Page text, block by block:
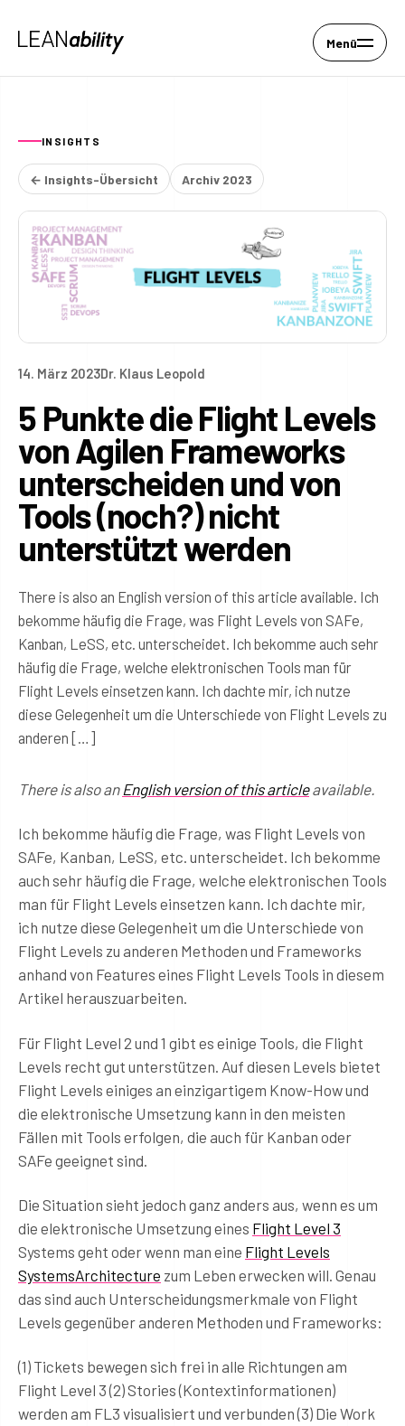
Menü
INSIGHTS
← Insights-Übersicht Archiv 2023
14. März 2023Dr. Klaus Leopold
5 Punkte die Flight Levels
von Agilen Frameworks
unterscheiden und von
Tools (noch?) nicht
unterstützt werden
There is also an English version of this article available. Ich
bekomme häufig die Frage, was Flight Levels von SAFe,
Kanban, LeSS, etc. unterscheidet. Ich bekomme auch sehr
häufig die Frage, welche elektronischen Tools man für
Flight Levels einsetzen kann. Ich dachte mir, ich nutze
diese Gelegenheit um die Unterschiede von Flight Levels zu
anderen […]
There is also an English version of this articleavailable.
Ich bekomme häufig die Frage, was Flight Levels von
SAFe, Kanban, LeSS, etc. unterscheidet. Ich bekomme
auch sehr häufig die Frage, welche elektronischen Tools
man für Flight Levels einsetzen kann. Ich dachte mir,
ich nutze diese Gelegenheit um die Unterschiede von
Flight Levels zu anderen Methoden und Frameworks
anhand von Features eines Flight Levels Tools in diesem
Artikel herauszuarbeiten.
Für Flight Level 2 und 1 gibt es einige Tools, die Flight
Levels recht gut unterstützen. Auf diesen Levels bietet
Flight Levels einiges an einzigartigem Know-How und
die elektronische Umsetzung kann in den meisten
Fällen mit Tools erfolgen, die auch für Kanban oder
SAFe geeignet sind.
Die Situation sieht jedoch ganz anders aus, wenn es um
die elektronische Umsetzung eines Flight Level 3
Systems geht oder wenn man eine Flight Levels
SystemsArchitecture zum Leben erwecken will. Genau
das sind auch Unterscheidungsmerkmale von Flight
Levels gegenüber anderen Methoden und Frameworks:
(1) Tickets bewegen sich frei in alle Richtungen am
Flight Level 3 (2) Stories (Kontextinformationen)
werden am FL3 visualisiert und verbunden (3) Die Work